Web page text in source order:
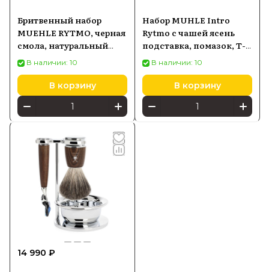
Бритвенный набор
MUEHLE RYTMO, черная
смола, натуральный
барсучий ворс, Т-
образная бритва, чаша
В наличии: 10
В корзину
Набор MUHLE Intro
Rytmo с чашей ясень
подставка, помазок, Т-
образная бритва,
коричневый
В наличии: 10
В корзину
14 990 ₽